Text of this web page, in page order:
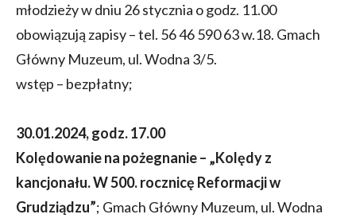
młodzieży w dniu 26 stycznia o godz. 11.00
obowiązują zapisy – tel. 56 46 590 63 w.18. Gmach
Główny Muzeum, ul. Wodna 3/5.
wstęp – bezpłatny;
30.01.2024, godz. 17.00
Kolędowanie na pożegnanie – „Kolędy z
kancjonału. W 500. rocznicę Reformacji w
Grudziądzu”; Gmach Główny Muzeum, ul. Wodna